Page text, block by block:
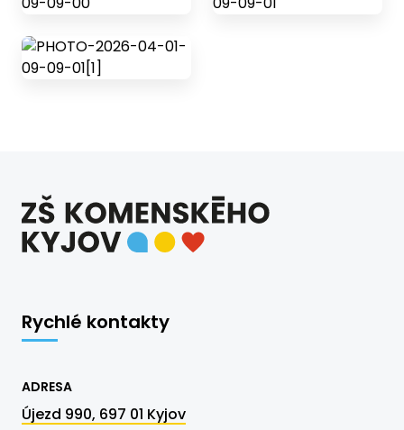
Rychlé kontakty
ADRESA
Újezd 990, 697 01 Kyjov